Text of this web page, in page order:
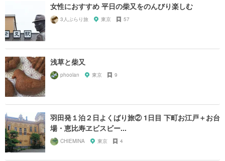
女性におすすめ 平日の柴又をのんびり楽しむ
3人ぶらり旅 東京 57
浅草と柴又
phoolan 東京 9
羽田発１泊２日よくばり旅② 1日目 下町お江戸＋お台
場・恵比寿ヱビスビー...
CHIEMINA 東京 4